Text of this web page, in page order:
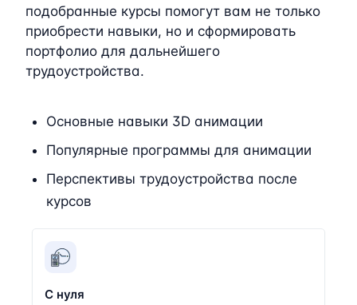
подобранные курсы помогут вам не только
приобрести навыки, но и сформировать
портфолио для дальнейшего
трудоустройства.
Основные навыки 3D анимации
Популярные программы для анимации
Перспективы трудоустройства после
курсов
С нуля